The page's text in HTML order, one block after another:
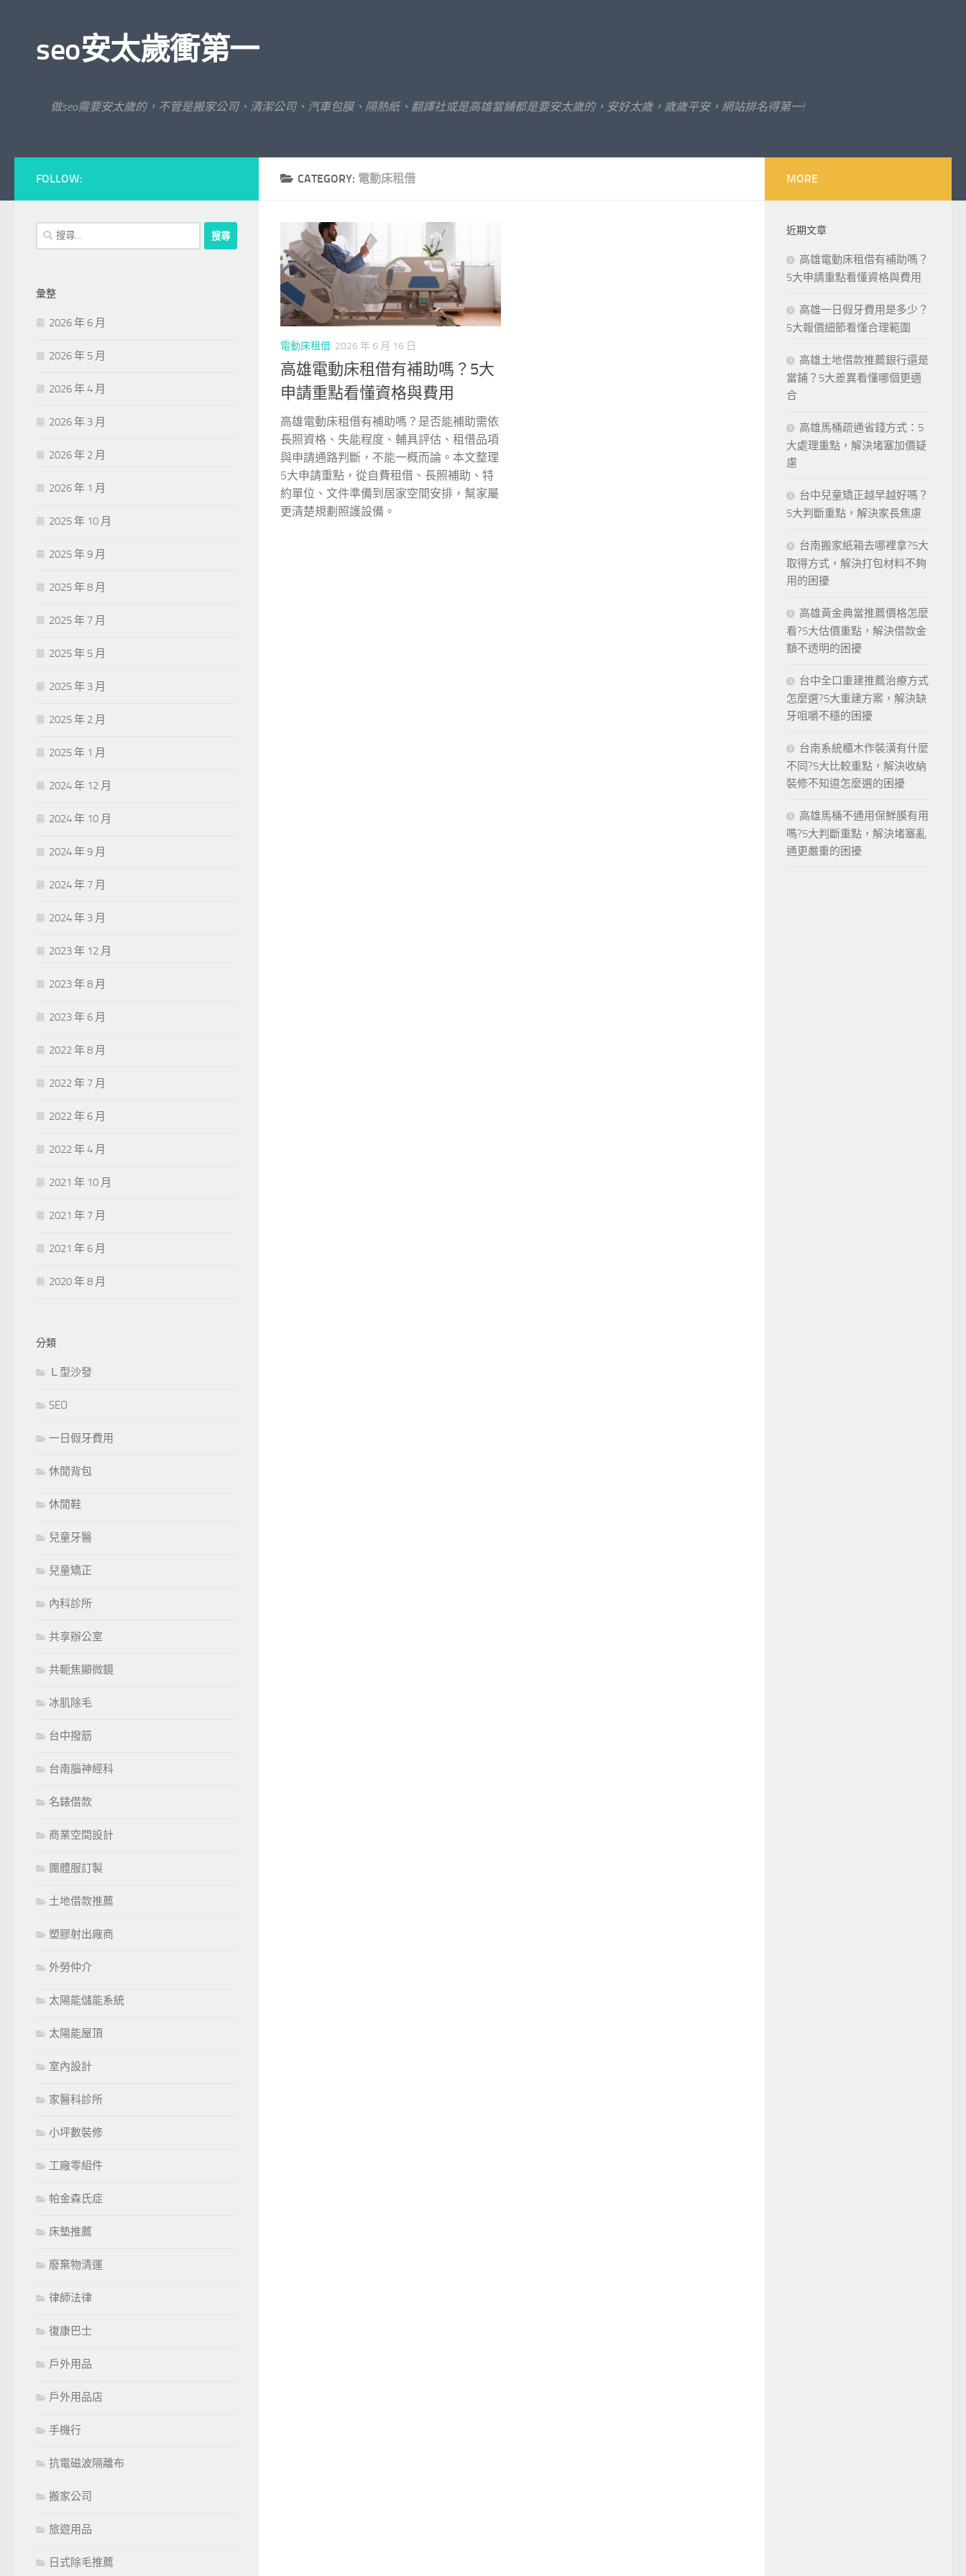
seo安太歲衝第一
做seo需要安太歲的，不管是搬家公司、清潔公司、汽車包膜、隔熱紙、翻譯社或是高雄當鋪都是要安太歲的，安好太歲，歲歲平安，網站排名得第一!
CATEGORY: 電動床租借
電動床租借 2026 年 6 月 16 日
高雄電動床租借有補助嗎？5大
申請重點看懂資格與費用
高雄電動床租借有補助嗎？是否能補助需依
長照資格、失能程度、輔具評估、租借品項
與申請通路判斷，不能一概而論。本文整理
5大申請重點，從自費租借、長照補助、特
約單位、文件準備到居家空間安排，幫家屬
更清楚規劃照護設備。
FOLLOW:
搜
尋
字:
彙整
2026 年 6 月
2026 年 5 月
2026 年 4 月
2026 年 3 月
2026 年 2 月
2026 年 1 月
2025 年 10 月
2025 年 9 月
2025 年 8 月
2025 年 7 月
2025 年 5 月
2025 年 3 月
2025 年 2 月
2025 年 1 月
2024 年 12 月
2024 年 10 月
2024 年 9 月
2024 年 7 月
2024 年 3 月
2023 年 12 月
2023 年 8 月
2023 年 6 月
2022 年 8 月
2022 年 7 月
2022 年 6 月
2022 年 4 月
2021 年 10 月
2021 年 7 月
2021 年 6 月
2020 年 8 月
分類
Ｌ型沙發
SEO
一日假牙費用
休閒背包
休閒鞋
兒童牙醫
兒童矯正
內科診所
共享辦公室
共軛焦顯微鏡
冰肌除毛
台中撥筋
台南腦神經科
名錶借款
商業空間設計
團體服訂製
土地借款推薦
塑膠射出廠商
外勞仲介
太陽能儲能系統
太陽能屋頂
室內設計
家醫科診所
小坪數裝修
工廠零組件
帕金森氏症
床墊推薦
廢棄物清運
律師法律
復康巴士
戶外用品
戶外用品店
手機行
抗電磁波隔離布
搬家公司
旅遊用品
日式除毛推薦
MORE
近期文章
高雄電動床租借有補助嗎？
5大申請重點看懂資格與費用
高雄一日假牙費用是多少？
5大報價細節看懂合理範圍
高雄土地借款推薦銀行還是
當鋪？5大差異看懂哪個更適
合
高雄馬桶疏通省錢方式：5
大處理重點，解決堵塞加價疑
慮
台中兒童矯正越早越好嗎？
5大判斷重點，解決家長焦慮
台南搬家紙箱去哪裡拿?5大
取得方式，解決打包材料不夠
用的困擾
高雄黃金典當推薦價格怎麼
看?5大估價重點，解決借款金
額不透明的困擾
台中全口重建推薦治療方式
怎麼選?5大重建方案，解決缺
牙咀嚼不穩的困擾
台南系統櫃木作裝潢有什麼
不同?5大比較重點，解決收納
裝修不知道怎麼選的困擾
高雄馬桶不通用保鮮膜有用
嗎?5大判斷重點，解決堵塞亂
通更嚴重的困擾